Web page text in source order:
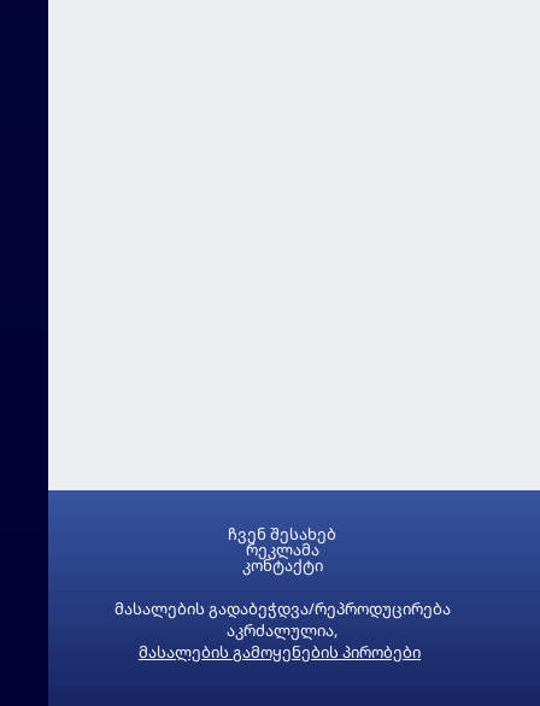
მასალების გადაბეჭდვა/რეპროდუცირება
აკრძალულია,
მასალების გამოყენების პირობები
ჩვენ შესახებ
რეკლამა
კონტაქტი